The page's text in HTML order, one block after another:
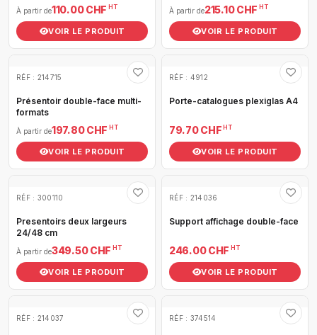
À partir de110.00 CHF HT
VOIR LE PRODUIT
À partir de215.10 CHF HT
VOIR LE PRODUIT
RÉF : 214715
Présentoir double-face multi-
formats
À partir de197.80 CHF HT
VOIR LE PRODUIT
RÉF : 4912
Porte-catalogues plexiglas A4
79.70 CHF HT
VOIR LE PRODUIT
RÉF : 300110
Presentoirs deux largeurs
24/48 cm
À partir de349.50 CHF HT
VOIR LE PRODUIT
RÉF : 214036
Support affichage double-face
246.00 CHF HT
VOIR LE PRODUIT
RÉF : 214037 RÉF : 374514